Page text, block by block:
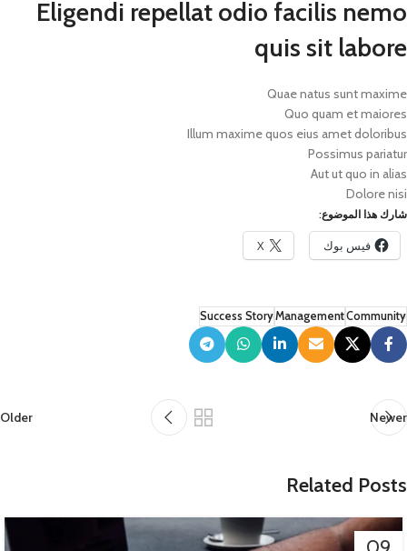
Eligendi repellat odio facilis nemo
quis sit labore
Quae natus sunt maxime
Quo quam et maiores
Illum maxime quos eius amet doloribus
Possimus pariatur
Aut ut quo in alias
Dolore nisi
شارك هذا الموضوع:
فيس بوك X
Community
Management
Success Story
Newer
Older
Related Posts